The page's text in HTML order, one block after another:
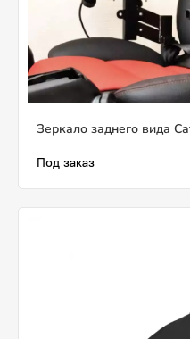
Зеркало заднего вида
Под заказ